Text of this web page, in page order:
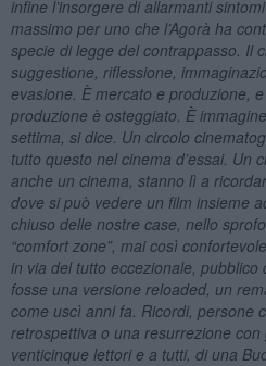
infine l’insorgere di allarmanti
massimo per uno che l’Agorà ha
specie di legge del contrappasso. Il
suggestione, riflessione,
evasione. È mercato e produzione,
produzione è osteggiato. È
settima, si dice. Un circolo
tutto questo nel cinema d’essai. Un
anche un cinema, stanno lì a
dove si può vedere un film insieme
chiuso delle nostre case, nello
“comfort zone”, mai così
in via del tutto eccezionale,
fosse una versione reloaded, un
come uscì anni fa. Ricordi, persone
retrospettiva o una resurrezione con
venticinque lettori e a tutti, di una